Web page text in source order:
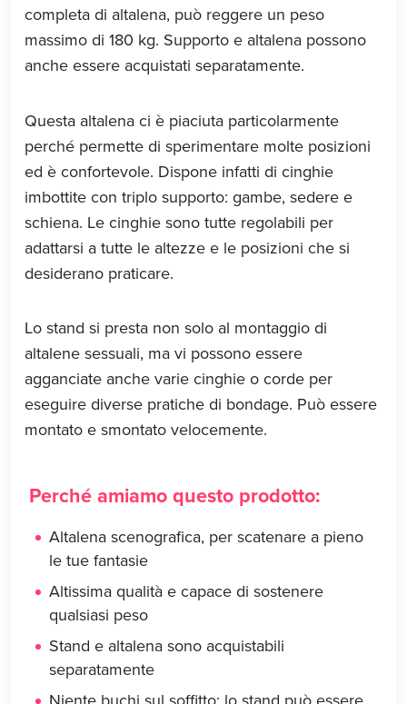
completa di altalena, può reggere un peso
massimo di 180 kg. Supporto e altalena possono
anche essere acquistati separatamente.
Questa altalena ci è piaciuta particolarmente
perché permette di sperimentare molte posizioni
ed è confortevole. Dispone infatti di cinghie
imbottite con triplo supporto: gambe, sedere e
schiena. Le cinghie sono tutte regolabili per
adattarsi a tutte le altezze e le posizioni che si
desiderano praticare.
Lo stand si presta non solo al montaggio di
altalene sessuali, ma vi possono essere
agganciate anche varie cinghie o corde per
eseguire diverse pratiche di bondage. Può essere
montato e smontato velocemente.
Perché amiamo questo prodotto:
Altalena scenografica, per scatenare a pieno
le tue fantasie
Altissima qualità e capace di sostenere
qualsiasi peso
Stand e altalena sono acquistabili
separatamente